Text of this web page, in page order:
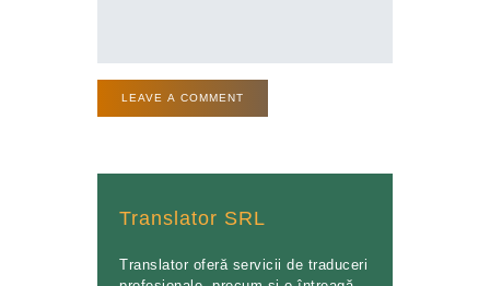
Translator SRL
Translator oferă servicii de traduceri